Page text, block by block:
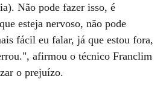
Não pode fazer isso, é
esteja nervoso, não pode
fácil eu falar, já que estou fora,
afirmou o técnico Franclim
o prejuízo.